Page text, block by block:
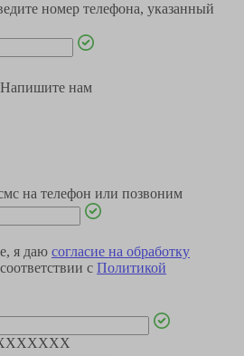
номер телефона, указанный
Напишите нам
на телефон или позвоним
я даю согласие на обработку
с Политикой